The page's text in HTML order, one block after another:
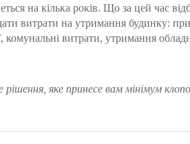
на кілька років. Що за цей час
витрати на утримання будинку:
комунальні витрати, утримання
яке принесе вам мінімум